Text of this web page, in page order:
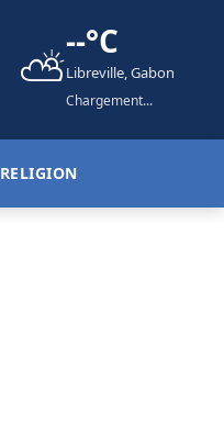
⛅--°C
Libreville, Gabon
Chargement...
RELIGION